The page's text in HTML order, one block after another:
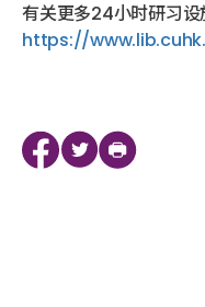
有关更多24小时研习设
https://